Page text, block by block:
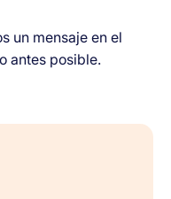
un mensaje en el
antes posible.